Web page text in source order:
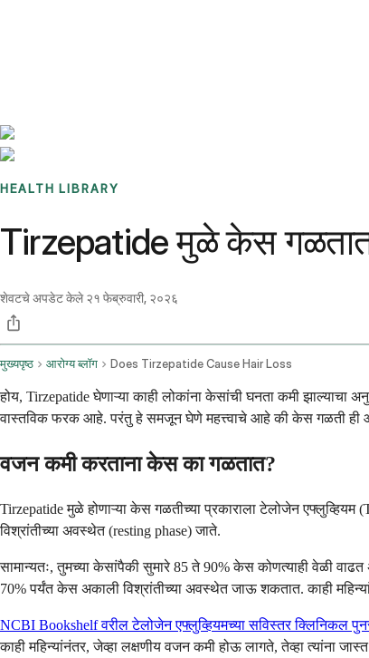
HEALTH LIBRARY
Tirzepatide मुळे केस
शेवटचे अपडेट केले २१ फेब्रुवारी, २०२६
मुख्यपृष्ठ आरोग्य ब्लॉग Does Tirzepatide Cause Hair Loss
होय, Tirzepatide घेणाऱ्या काही लोकांना केसांची घनता कमी
वास्तविक फरक आहे. परंतु हे समजून घेणे महत्त्वाचे आहे की केस गळती ही
वजन कमी करताना केस का गळतात?
Tirzepatide मुळे होणाऱ्या केस गळतीच्या प्रकाराला टेलोजेन एफ्लुव्हियम
विश्रांतीच्या अवस्थेत (resting phase) जाते.
सामान्यतः, तुमच्या केसांपैकी सुमारे 85 ते 90% केस कोणत्याही वेळी
70% पर्यंत केस अकाली विश्रांतीच्या अवस्थेत जाऊ शकतात. काही
NCBI Bookshelf वरील टेलोजेन एफ्लुव्हियमच्या सविस्तर क्लिनिकल
काही महिन्यांनंतर, जेव्हा लक्षणीय वजन कमी होऊ लागते, तेव्हा त्यांना